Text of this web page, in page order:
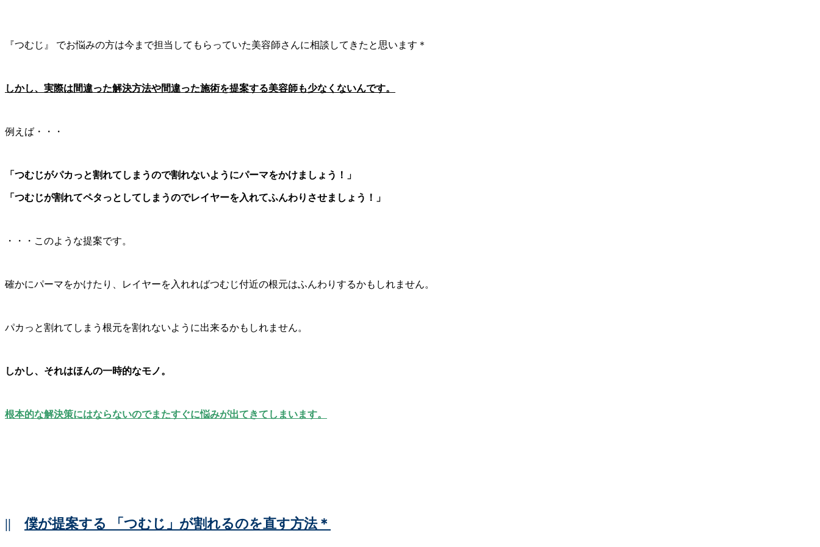
『つむじ』 でお悩みの方は今まで担当してもらっていた美容師さんに相談してきたと思います＊
しかし、実際は間違った解決方法や間違った施術を提案する美容師も少なくないんです。
例えば・・・
「つむじがパカっと割れてしまうので割れないようにパーマをかけましょう！」
「つむじが割れてペタっとしてしまうのでレイヤーを入れてふんわりさせましょう！」
・・・このような提案です。
確かにパーマをかけたり、レイヤーを入れればつむじ付近の根元はふんわりするかもしれません。
パカっと割れてしまう根元を割れないように出来るかもしれません。
しかし、それはほんの一時的なモノ。
根本的な解決策にはならないのでまたすぐに悩みが出てきてしまいます。
|| 僕が提案する 「つむじ」が割れるのを直す方法＊